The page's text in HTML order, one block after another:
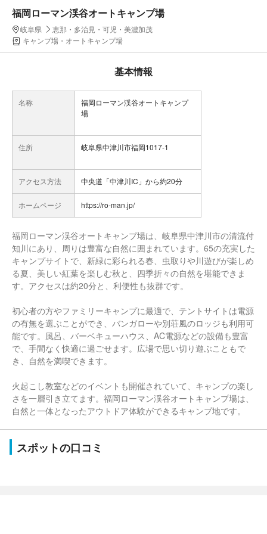
福岡ローマン渓谷オートキャンプ場
岐阜県
恵那・多治見・可児・美濃加茂
キャンプ場・オートキャンプ場
基本情報
名称
福岡ローマン渓谷オートキャンプ
場
住所 岐阜県中津川市福岡1017-1
アクセス方法 中央道「中津川IC」から約20分
ホームページ https://ro-man.jp/
福岡ローマン渓谷オートキャンプ場は、岐阜県中津川市の清流付
知川にあり、周りは豊富な自然に囲まれています。65の充実した
キャンプサイトで、新緑に彩られる春、虫取りや川遊びが楽しめ
る夏、美しい紅葉を楽しむ秋と、四季折々の自然を堪能できま
す。アクセスは約20分と、利便性も抜群です。
初心者の方やファミリーキャンプに最適で、テントサイトは電源
の有無を選ぶことができ、バンガローや別荘風のロッジも利用可
能です。風呂、バーベキューハウス、AC電源などの設備も豊富
で、手間なく快適に過ごせます。広場で思い切り遊ぶこともで
き、自然を満喫できます。
火起こし教室などのイベントも開催されていて、キャンプの楽し
さを一層引き立てます。福岡ローマン渓谷オートキャンプ場は、
自然と一体となったアウトドア体験ができるキャンプ地です。
スポットの口コミ